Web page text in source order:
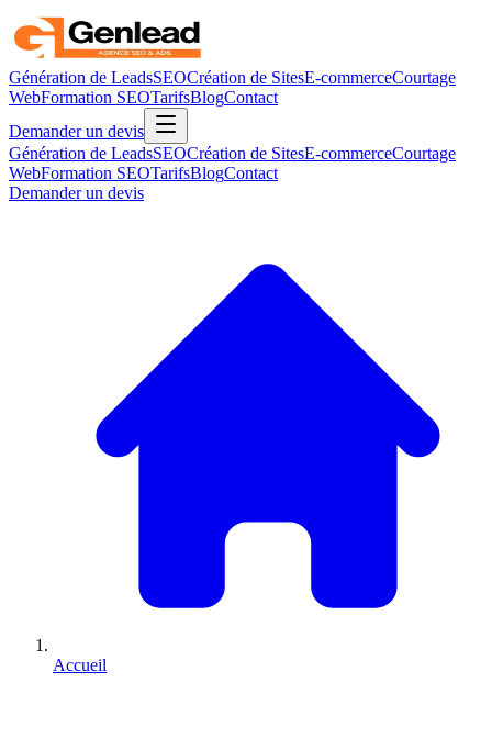
Génération de LeadsSEOCréation de SitesE-commerceCourtage
WebFormation SEOTarifsBlogContact
Demander un devis
Génération de LeadsSEOCréation de SitesE-commerceCourtage
WebFormation SEOTarifsBlogContact
Demander un devis
Accueil